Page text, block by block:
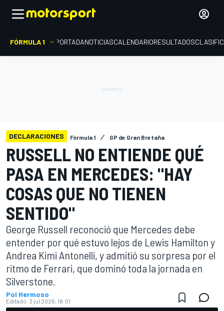
FÓRMULA 1 PORTADANOTICIASCALENDARIORESULTADOS
DECLARACIONES Fórmula 1 GP de Gran Bretaña
RUSSELL NO ENTIENDE QUÉ
PASA EN MERCEDES: "HAY
COSAS QUE NO TIENEN
SENTIDO"
George Russell reconoció que Mercedes debe
entender por qué estuvo lejos de Lewis Hamilton y
Andrea Kimi Antonelli, y admitió su sorpresa por el
ritmo de Ferrari, que dominó toda la jornada en
Silverstone.
Pol Hermoso
Editado: 3 jul 2026, 18:01